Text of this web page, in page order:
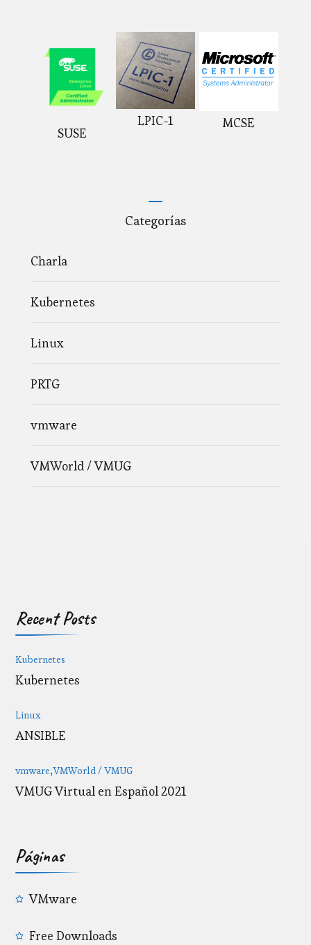
SUSE
LPIC-1 MCSE
Categorías
Charla
Kubernetes
Linux
PRTG
vmware
VMWorld / VMUG
Recent Posts
Kubernetes
Kubernetes
Linux
ANSIBLE
vmware VMWorld / VMUG
VMUG Virtual en Español 2021
Páginas
VMware
Free Downloads